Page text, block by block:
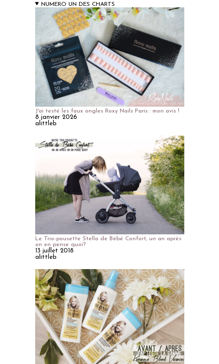
NUMERO UN DES CHARTS
J'ai testé les faux ongles Roxy Nails Paris : mon avis !
8 janvier 2026
alittleb
Le Trio-pousette Stella de Bébé Confort, un an après
on en pense quoi?
13 juillet 2018
alittleb